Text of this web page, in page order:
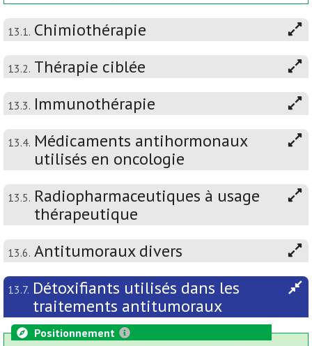
13.1. Chimiothérapie
13.2. Thérapie ciblée
13.3. Immunothérapie
13.4. Médicaments antihormonaux
utilisés en oncologie
13.5. Radiopharmaceutiques à usage
thérapeutique
13.6. Antitumoraux divers
13.7. Détoxifiants utilisés dans les
traitements antitumoraux
Positionnement